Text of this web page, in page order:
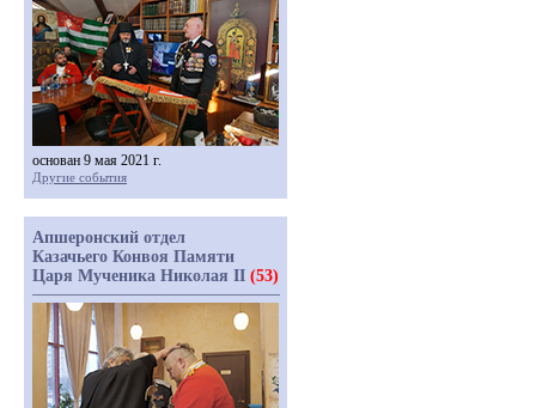
основан 9 мая 2021 г.
Другие события
Апшеронский отдел
Казачьего Конвоя Памяти
Царя Мученика Николая II (53)